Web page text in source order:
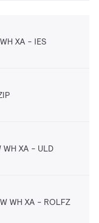
XA IES
XA ULD
WH XA ROLFZ